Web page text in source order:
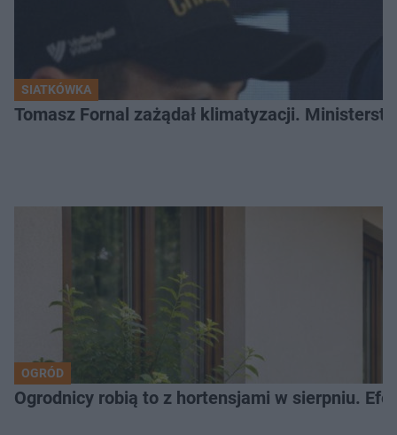
SIATKÓWKA
Tomasz Fornal zażądał klimatyzacji.
OGRÓD
Ogrodnicy robią to z hortensjami w sierpniu.